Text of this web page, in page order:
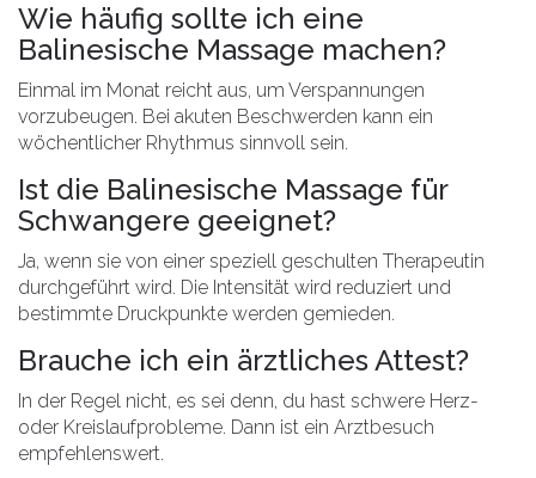
Wie häufig sollte ich eine
Balinesische Massage machen?
Einmal im Monat reicht aus, um Verspannungen
vorzubeugen. Bei akuten Beschwerden kann ein
wöchentlicher Rhythmus sinnvoll sein.
Ist die Balinesische Massage für
Schwangere geeignet?
Ja, wenn sie von einer speziell geschulten Therapeutin
durchgeführt wird. Die Intensität wird reduziert und
bestimmte Druckpunkte werden gemieden.
Brauche ich ein ärztliches Attest?
In der Regel nicht, es sei denn, du hast schwere Herz-
oder Kreislaufprobleme. Dann ist ein Arztbesuch
empfehlenswert.